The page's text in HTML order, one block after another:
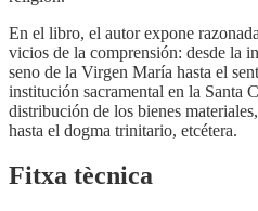
En el libro, el autor expone
vicios de la comprensión: desde la
seno de la Virgen María hasta el
institución sacramental en la Santa
distribución de los bienes
hasta el dogma trinitario, etcétera.
Fitxa tècnica